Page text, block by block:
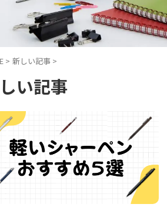
> 新しい記事 >
い記事